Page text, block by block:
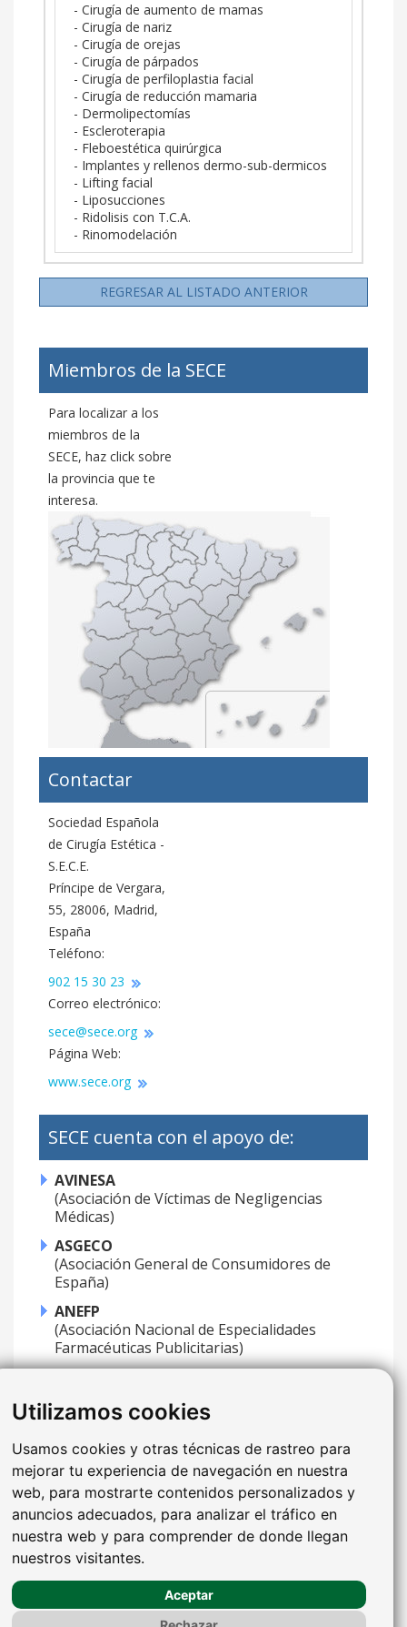
Utilizamos cookies
Usamos cookies y otras técnicas de rastreo para
mejorar tu experiencia de navegación en nuestra
web, para mostrarte contenidos personalizados y
anuncios adecuados, para analizar el tráfico en
nuestra web y para comprender de donde llegan
nuestros visitantes.
Aceptar
- Cirugía de aumento de mamas
- Cirugía de nariz
- Cirugía de orejas
- Cirugía de párpados
- Cirugía de perfiloplastia facial
- Cirugía de reducción mamaria
- Dermolipectomías
- Escleroterapia
- Fleboestética quirúrgica
- Implantes y rellenos dermo-sub-dermicos
- Lifting facial
- Liposucciones
- Ridolisis con T.C.A.
- Rinomodelación
REGRESAR AL LISTADO ANTERIOR
Miembros de la SECE
Para localizar a los
miembros de la
SECE, haz click sobre
la provincia que te
interesa.
Contactar
Sociedad Española
de Cirugía Estética -
S.E.C.E.
Príncipe de Vergara,
55, 28006, Madrid,
España
Teléfono:
902 15 30 23
Correo electrónico:
sece@sece.org
Página Web:
www.sece.org
SECE cuenta con el apoyo de:
AVINESA
(Asociación de Víctimas de Negligencias
Médicas)
ASGECO
(Asociación General de Consumidores de
España)
ANEFP
(Asociación Nacional de Especialidades
Farmacéuticas Publicitarias)
Prevención del Daño Médico)
Información de Contacto
Teléfono:
902 15 30 23
Correo electrónico:sece@sece.org
Príncipe de Vergara, 55, 28006, Madrid
Sociedad Española de Cirugía Estética - S.E.C.E.
Copyright © 2003-2015 Todos los derechos reservados.